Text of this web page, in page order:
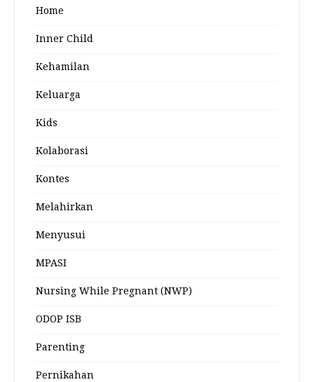
Home
Inner Child
Kehamilan
Keluarga
Kids
Kolaborasi
Kontes
Melahirkan
Menyusui
MPASI
Nursing While Pregnant (NWP)
ODOP ISB
Parenting
Pernikahan